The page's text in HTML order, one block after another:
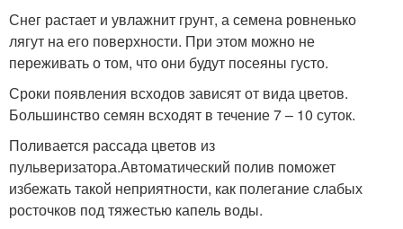
Снег растает и увлажнит грунт, а семена ровненько
лягут на его поверхности. При этом можно не
переживать о том, что они будут посеяны густо.
Сроки появления всходов зависят от вида цветов.
Большинство семян всходят в течение 7 – 10 суток.
Поливается рассада цветов из
пульверизатора.Автоматический полив поможет
избежать такой неприятности, как полегание слабых
росточков под тяжестью капель воды.